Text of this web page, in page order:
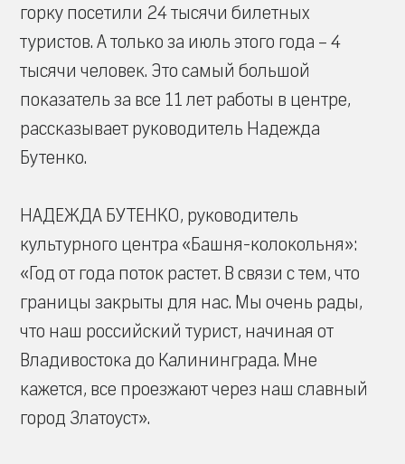
горку посетили 24 тысячи билетных
туристов. А только за июль этого года – 4
тысячи человек. Это самый большой
показатель за все 11 лет работы в центре,
рассказывает руководитель Надежда
Бутенко.
НАДЕЖДА БУТЕНКО, руководитель
культурного центра «Башня-колокольня»:
«Год от года поток растет. В связи с тем, что
границы закрыты для нас. Мы очень рады,
что наш российский турист, начиная от
Владивостока до Калининграда. Мне
кажется, все проезжают через наш славный
город Златоуст».